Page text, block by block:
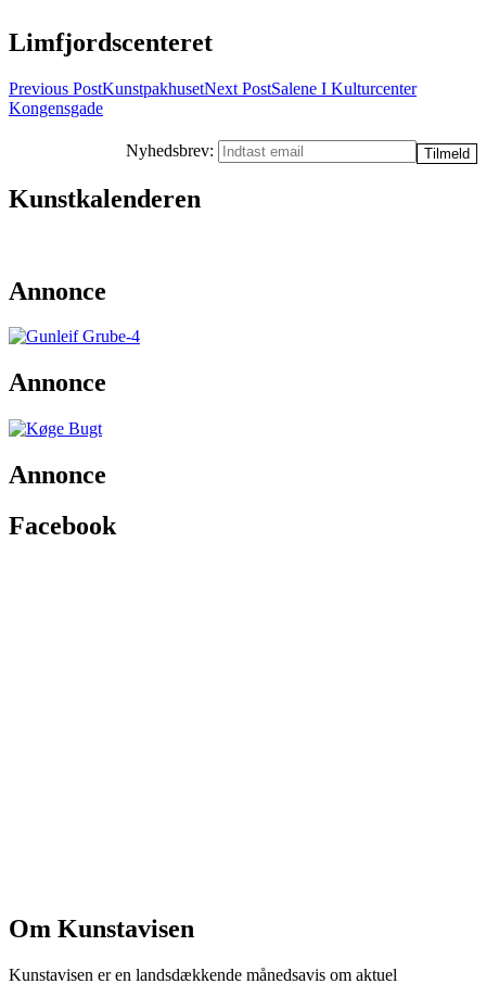
Limfjordscenteret
Post
navigation
Previous PostKunstpakhusetNext PostSalene I Kulturcenter
Kongensgade
Nyhedsbrev:
Kunstkalenderen
Annonce
Annonce
Annonce
Facebook
Om Kunstavisen
Kunstavisen er en landsdækkende månedsavis om aktuel